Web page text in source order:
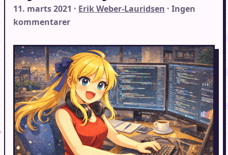
11. marts 2021 · Erik Weber-Lauridsen · Ingen
kommentarer